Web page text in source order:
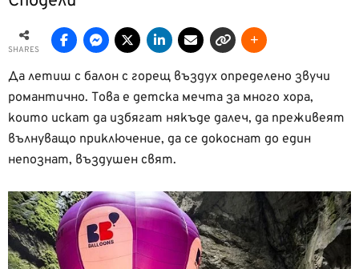
SHARES
Да летиш с балон с горещ въздух определено звучи
романтично. Това е детска мечта за много хора,
които искат да избягат някъде далеч, да преживеят
вълнуващо приключение, да се докоснат до един
непознат, въздушен свят.